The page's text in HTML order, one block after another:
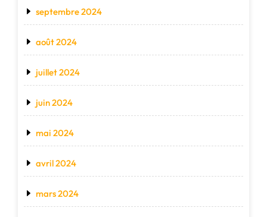
septembre 2024
août 2024
juillet 2024
juin 2024
mai 2024
avril 2024
mars 2024